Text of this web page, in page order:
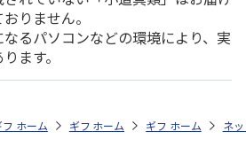
りません。
るパソコンなどの環境により、実
ます。
お中元・夏ギフト特集 2026 お菓子・スイーツ
フトストア お中元・夏ギフト特集 2026
ホーム ギフトストア お中元・夏ギフト
ホーム ギフトストア お
ホーム ネ